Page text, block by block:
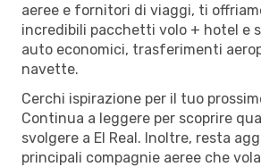
aeree e fornitori di viaggi, ti
incredibili pacchetti volo + hotel e
auto economici, trasferimenti
navette.
Cerchi ispirazione per il tuo
Continua a leggere per scoprire
svolgere a El Real. Inoltre, resta
principali compagnie aeree che